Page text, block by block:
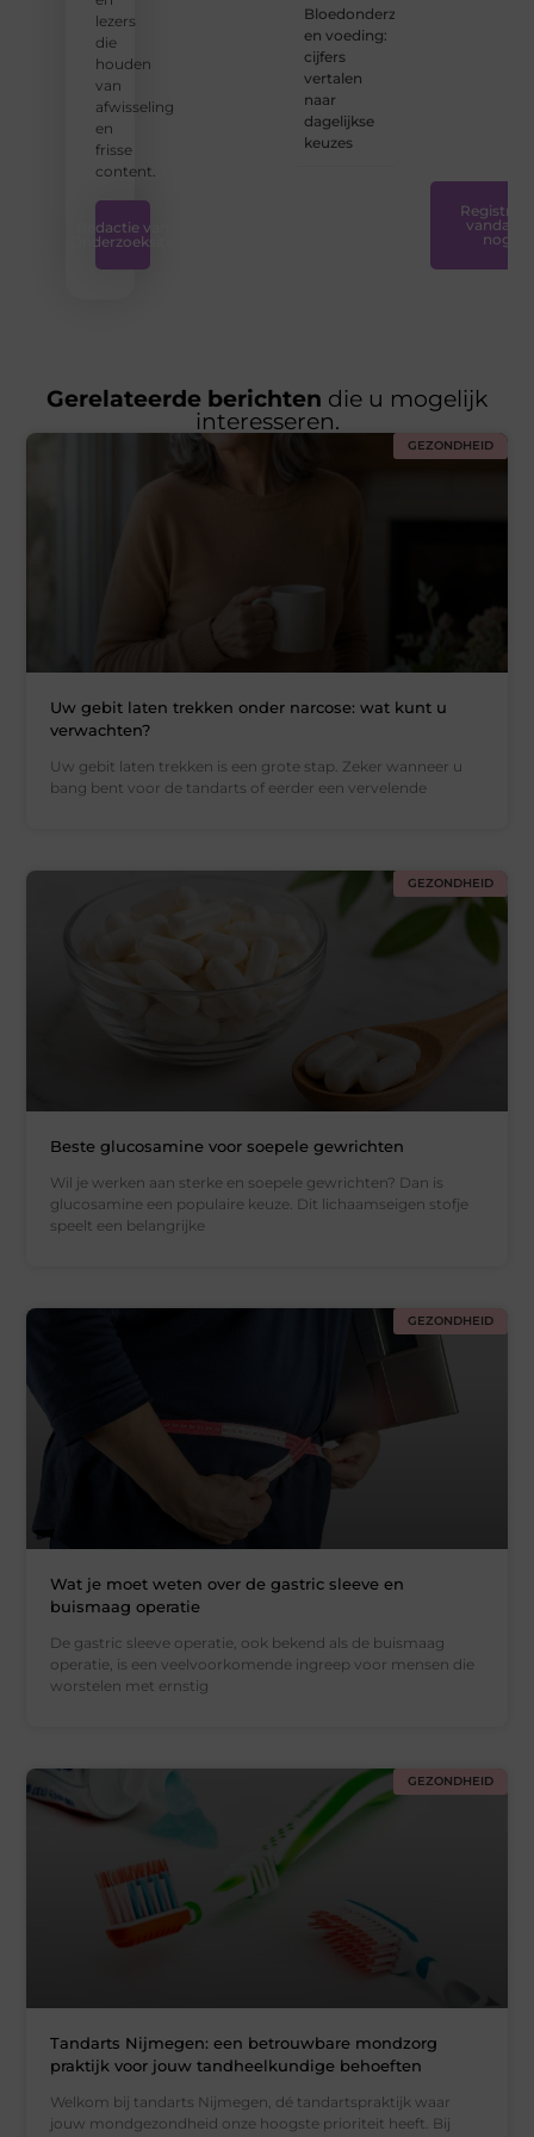
lezers
die
houden
van
afwisseling
en
frisse
content.
Redactie van
Onderzoeksite
Bloedonderzoek
en voeding:
cijfers
vertalen
naar
dagelijkse
keuzes
Registreer
vandaag
nog
Gerelateerde berichten die u mogelijk
interesseren.
GEZONDHEID
Uw gebit laten trekken onder narcose: wat kunt u
verwachten?
Uw gebit laten trekken is een grote stap. Zeker wanneer u
bang bent voor de tandarts of eerder een vervelende
GEZONDHEID
Beste glucosamine voor soepele gewrichten
Wil je werken aan sterke en soepele gewrichten? Dan is
glucosamine een populaire keuze. Dit lichaamseigen stofje
speelt een belangrijke
GEZONDHEID
Wat je moet weten over de gastric sleeve en
buismaag operatie
De gastric sleeve operatie, ook bekend als de buismaag
operatie, is een veelvoorkomende ingreep voor mensen die
worstelen met ernstig
GEZONDHEID
Tandarts Nijmegen: een betrouwbare mondzorg
praktijk voor jouw tandheelkundige behoeften
Welkom bij tandarts Nijmegen, dé tandartspraktijk waar
jouw mondgezondheid onze hoogste prioriteit heeft. Bij